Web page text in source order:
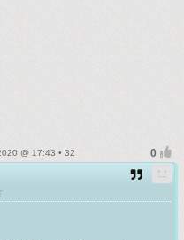
@ 17:43 • 32